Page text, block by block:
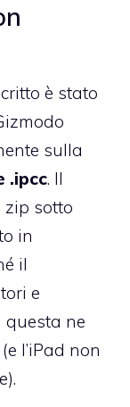
è stato
sulla
.ipcc. Il
zip sotto
in
il
e
questa ne
l’iPad non